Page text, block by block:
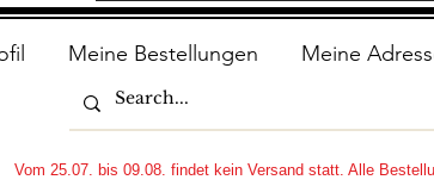
Meine Bestellungen Meine
Vom 25.07. bis 09.08. findet kein Versand statt. Alle